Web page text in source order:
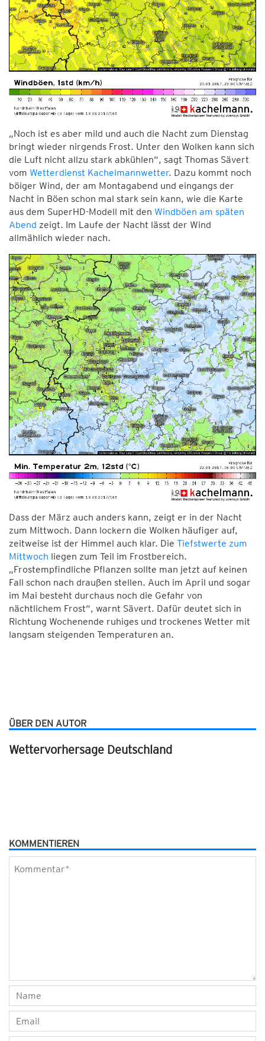
„Noch ist es aber mild und auch die Nacht zum Dienstag
bringt wieder nirgends Frost. Unter den Wolken kann sich
die Luft nicht allzu stark abkühlen“, sagt Thomas Sävert
vom Wetterdienst Kachelmannwetter. Dazu kommt noch
böiger Wind, der am Montagabend und eingangs der
Nacht in Böen schon mal stark sein kann, wie die Karte
aus dem SuperHD-Modell mit den Windböen am späten
Abend zeigt. Im Laufe der Nacht lässt der Wind
allmählich wieder nach.
Dass der März auch anders kann, zeigt er in der Nacht
zum Mittwoch. Dann lockern die Wolken häufiger auf,
zeitweise ist der Himmel auch klar. Die Tiefstwerte zum
Mittwoch liegen zum Teil im Frostbereich.
„Frostempfindliche Pflanzen sollte man jetzt auf keinen
Fall schon nach draußen stellen. Auch im April und sogar
im Mai besteht durchaus noch die Gefahr von
nächtlichem Frost“, warnt Sävert. Dafür deutet sich in
Richtung Wochenende ruhiges und trockenes Wetter mit
langsam steigenden Temperaturen an.
ÜBER DEN AUTOR
Wettervorhersage Deutschland
KOMMENTIEREN